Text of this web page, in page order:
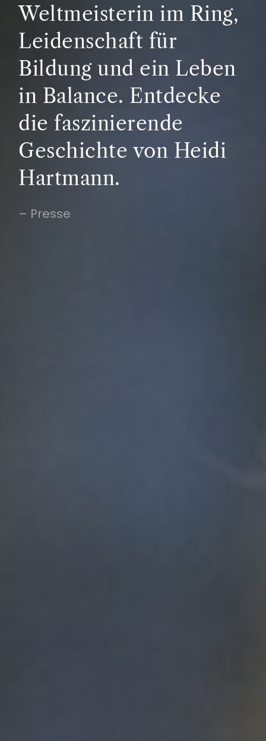
Weltmeisterin im Ring,
Leidenschaft für
Bildung und ein Leben
in Balance. Entdecke
die faszinierende
Geschichte von Heidi
Hartmann.
– Presse